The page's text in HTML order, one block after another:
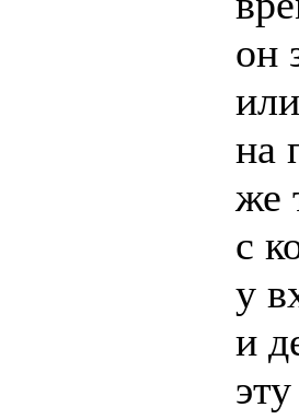
он
на
же
с
у
и